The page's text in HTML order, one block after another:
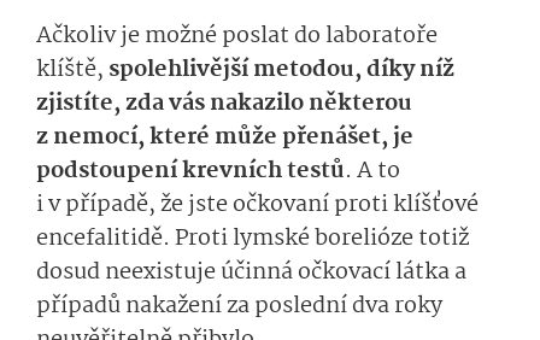
Ačkoliv je možné poslat do laboratoře
klíště, spolehlivější metodou, díky níž
zjistíte, zda vás nakazilo některou
z nemocí, které může přenášet, je
podstoupení krevních testů. A to
i v případě, že jste očkovaní proti klíšťové
encefalitidě. Proti lymské borelióze totiž
dosud neexistuje účinná očkovací látka a
případů nakažení za poslední dva roky